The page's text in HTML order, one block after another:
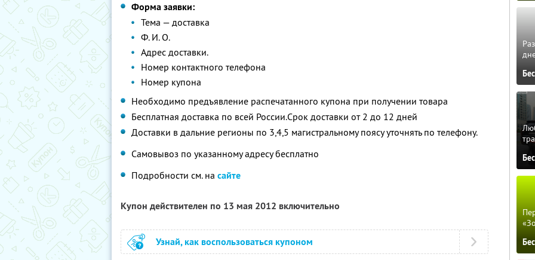
Форма заявки:
Тема — доставка
Ф. И. О.
Адрес доставки.
Номер контактного телефона
Номер купона
Необходимо предъявление распечатанного купона при получении товара
Бесплатная доставка по всей России.Срок доставки от 2 до 12 дней
Доставки в дальние регионы по 3,4,5 магистральному поясу уточнять по телефону.
Самовывоз по указанному адресу бесплатно
Подробности см. на сайте
Купон действителен по 13 мая 2012 включительно
Узнай, как воспользоваться купоном